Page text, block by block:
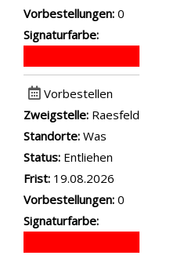
Vorbestellungen: 0
Signaturfarbe:
Vorbestellen
Zweigstelle: Raesfeld
Standorte: Was
Status: Entliehen
Frist: 19.08.2026
Vorbestellungen: 0
Signaturfarbe: